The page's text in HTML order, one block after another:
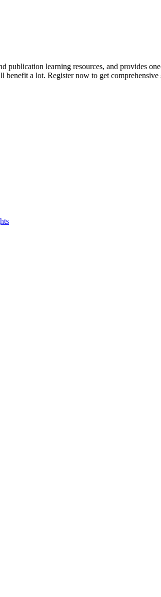
publication learning resources, and provides
benefit a lot. Register now to get